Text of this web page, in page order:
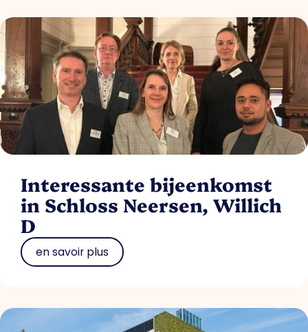
Interessante bijeenkomst
in Schloss Neersen, Willich
D
en savoir plus